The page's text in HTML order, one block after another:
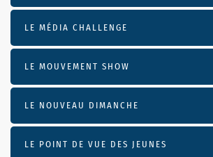
LE MÉDIA CHALLENGE
LE MOUVEMENT SHOW
LE NOUVEAU DIMANCHE
LE POINT DE VUE DES JEUNES